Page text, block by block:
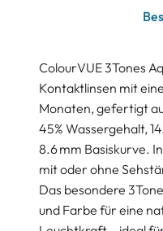
ColourVUE 3Tones
Kontaktlinsen mit
Monaten, gefertigt
45% Wassergehalt,
8.6 mm Basiskurve.
mit oder ohne
Das besondere
und Farbe für eine